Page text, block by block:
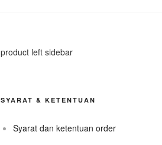
product left sidebar
SYARAT & KETENTUAN
Syarat dan ketentuan order